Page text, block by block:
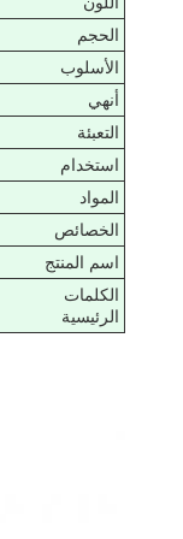
الحجم
الأسلوب
أنهي
التعبئة
استخدام
المواد
الخصائص
اسم المنتج
الكلمات
الرئيسية